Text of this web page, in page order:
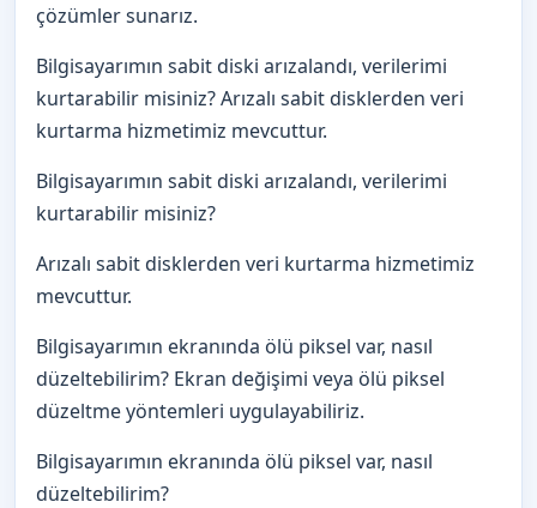
çözümler sunarız.
Bilgisayarımın sabit diski arızalandı, verilerimi
kurtarabilir misiniz? Arızalı sabit disklerden veri
kurtarma hizmetimiz mevcuttur.
Bilgisayarımın sabit diski arızalandı, verilerimi
kurtarabilir misiniz?
Arızalı sabit disklerden veri kurtarma hizmetimiz
mevcuttur.
Bilgisayarımın ekranında ölü piksel var, nasıl
düzeltebilirim? Ekran değişimi veya ölü piksel
düzeltme yöntemleri uygulayabiliriz.
Bilgisayarımın ekranında ölü piksel var, nasıl
düzeltebilirim?